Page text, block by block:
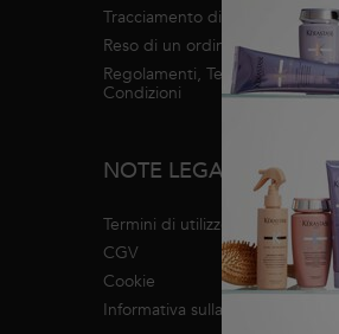
Tracciamento di un ordine
Reso di un ordine
Regolamenti, Termini e
Condizioni
NOTE LEGALI
Termini di utilizzo
CGV
Cookie
Informativa sulla privacy